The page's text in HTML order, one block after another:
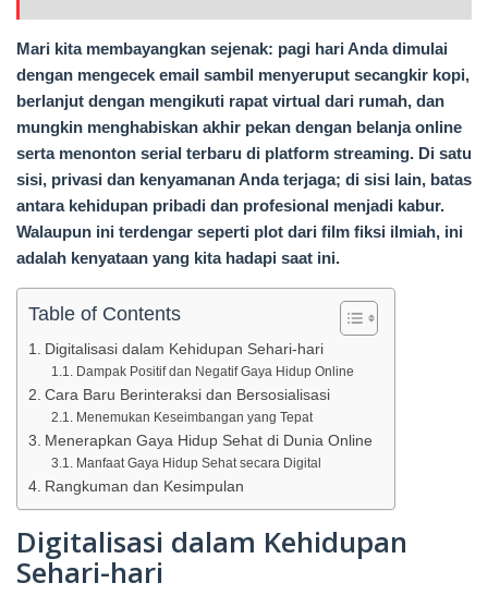
Mari kita membayangkan sejenak: pagi hari Anda dimulai
dengan mengecek email sambil menyeruput secangkir kopi,
berlanjut dengan mengikuti rapat virtual dari rumah, dan
mungkin menghabiskan akhir pekan dengan belanja online
serta menonton serial terbaru di platform streaming. Di satu
sisi, privasi dan kenyamanan Anda terjaga; di sisi lain, batas
antara kehidupan pribadi dan profesional menjadi kabur.
Walaupun ini terdengar seperti plot dari film fiksi ilmiah, ini
adalah kenyataan yang kita hadapi saat ini.
Table of Contents
Digitalisasi dalam Kehidupan Sehari-hari
Dampak Positif dan Negatif Gaya Hidup Online
Cara Baru Berinteraksi dan Bersosialisasi
Menemukan Keseimbangan yang Tepat
Menerapkan Gaya Hidup Sehat di Dunia Online
Manfaat Gaya Hidup Sehat secara Digital
Rangkuman dan Kesimpulan
Digitalisasi dalam Kehidupan
Sehari-hari